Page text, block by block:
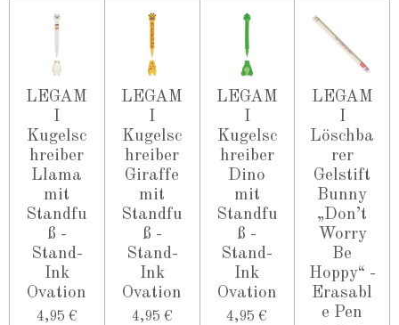
LEGAM
I
Kugelsc
hreiber
Llama
mit
Standfu
ß -
Stand-
Ink
Ovation
4,95 €
LEGAM
I
Kugelsc
hreiber
Giraffe
mit
Standfu
ß -
Stand-
Ink
Ovation
4,95 €
LEGAM
I
Kugelsc
hreiber
Dino
mit
Standfu
ß -
Stand-
Ink
Ovation
4,95 €
LEGAM
I
Löschba
rer
Gelstift
Bunny
„Don’t
Worry
Be
Hoppy“ -
Erasabl
e Pen